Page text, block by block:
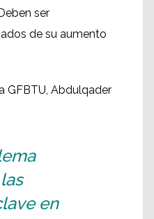
ser
de su aumento
GFBTU, Abdulqader
en